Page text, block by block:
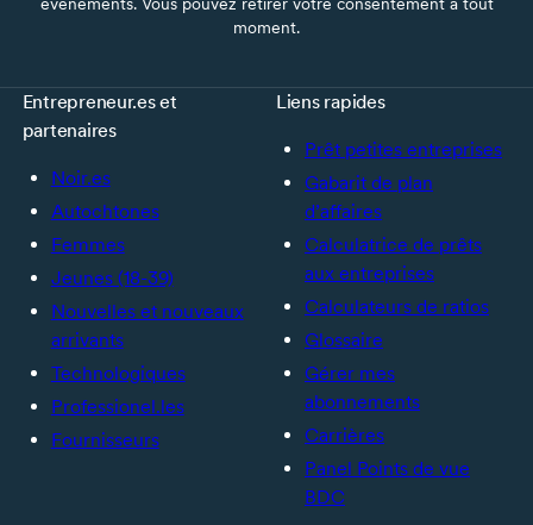
moment.
Entrepreneur.es et
partenaires
Noir.es
Autochtones
Femmes
Jeunes (18-39)
Nouvelles et nouveaux
arrivants
Technologiques
Professionel.les
Fournisseurs
Liens rapides
Prêt petites entreprises
Gabarit de plan
d’affaires
Calculatrice de prêts
aux entreprises
Calculateurs de ratios
Glossaire
Gérer mes
abonnements
Carrières
Panel Points de vue
BDC